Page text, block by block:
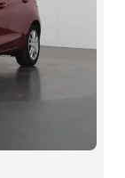
expand_more